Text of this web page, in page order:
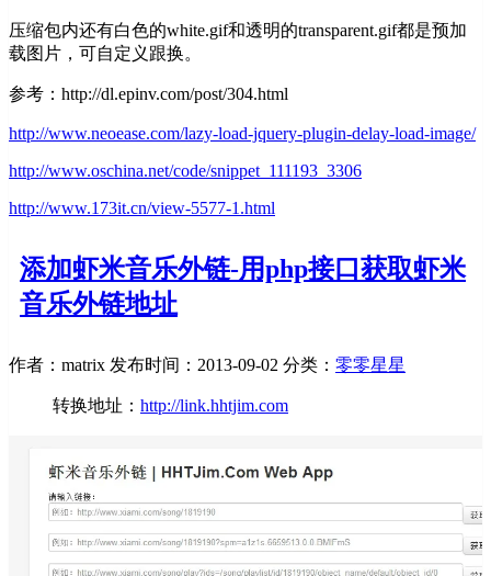
压缩包内还有白色的white.gif和透明的transparent.gif都是预加
载图片，可自定义跟换。
参考：http://dl.epinv.com/post/304.html
http://www.neoease.com/lazy-load-jquery-plugin-delay-load-image/
http://www.oschina.net/code/snippet_111193_3306
http://www.173it.cn/view-5577-1.html
添加虾米音乐外链-用php接口获取虾米
音乐外链地址
作者：matrix 发布时间：2013-09-02 分类： 零零星星
转换地址： http://link.hhtjim.com